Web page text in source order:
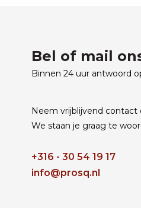
Bel of mail
Binnen 24 uur antwoord
Neem vrijblijvend contact
We staan je graag te
+316 - 30 54 19 17
info@prosq.nl